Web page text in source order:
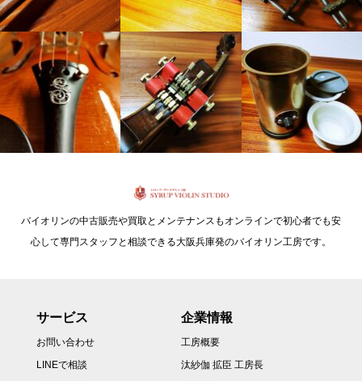
バイオリンの中古販売や買取とメンテナンスもオンラインで初心者でも安
心して専門スタッフと相談できる大阪兵庫発のバイオリン工房です。
サービス
お問い合わせ
LINEで相談
企業情報
工房概要
汰紗伽 拡臣 工房長